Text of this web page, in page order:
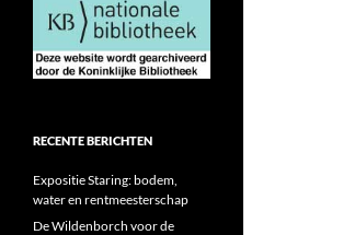
RECENTE BERICHTEN
Expositie Staring: bodem,
water en rentmeesterschap
De Wildenborch voor de